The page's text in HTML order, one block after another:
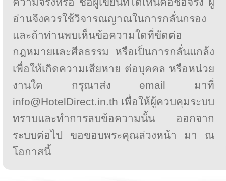
อ่านจึงควรใช้วิจารณญาณในการกลั่นกรอง
และถ้าท่านพบเห็นข้อความใดที่ขัดต่อ
กฎหมายและศีลธรรม หรือเป็นการกลั่นแกล้ง
เพื่อให้เกิดความเสียหาย ต่อบุคคล หรือหน่วย
งานใด กรุณาส่ง email มาที่
info@HotelDirect.in.th เพื่อให้ผู้ควบคุมระบบ
ทราบและทำการลบข้อความนั้น ออกจาก
ระบบต่อไป ขอขอบพระคุณล่วงหน้า มา ณ
โอกาสนี้